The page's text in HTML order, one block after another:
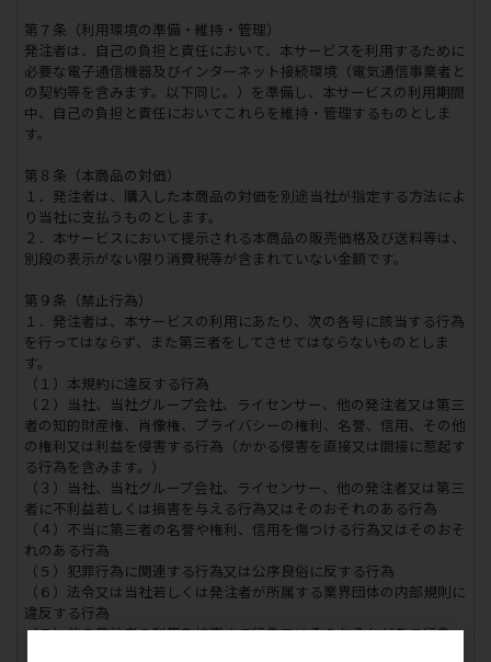
第７条（利用環境の準備・維持・管理）
発注者は、自己の負担と責任において、本サービスを利用するために
必要な電子通信機器及びインターネット接続環境（電気通信事業者と
の契約等を含みます。以下同じ。）を準備し、本サービスの利用期間
中、自己の負担と責任においてこれらを維持・管理するものとしま
す。
第８条（本商品の対価）
１．発注者は、購入した本商品の対価を別途当社が指定する方法によ
り当社に支払うものとします。
２．本サービスにおいて提示される本商品の販売価格及び送料等は、
別段の表示がない限り消費税等が含まれていない金額です。
第９条（禁止行為）
１．発注者は、本サービスの利用にあたり、次の各号に該当する行為
を行ってはならず、また第三者をしてさせてはならないものとしま
す。
（１）本規約に違反する行為
（２）当社、当社グループ会社、ライセンサー、他の発注者又は第三
者の知的財産権、肖像権、プライバシーの権利、名誉、信用、その他
の権利又は利益を侵害する行為（かかる侵害を直接又は間接に惹起す
る行為を含みます。）
（３）当社、当社グループ会社、ライセンサー、他の発注者又は第三
者に不利益若しくは損害を与える行為又はそのおそれのある行為
（４）不当に第三者の名誉や権利、信用を傷つける行為又はそのおそ
れのある行為
（５）犯罪行為に関連する行為又は公序良俗に反する行為
（６）法令又は当社若しくは発注者が所属する業界団体の内部規則に
違反する行為
（７）他の発注者の利用を妨害する行為又はそのおそれがある行為